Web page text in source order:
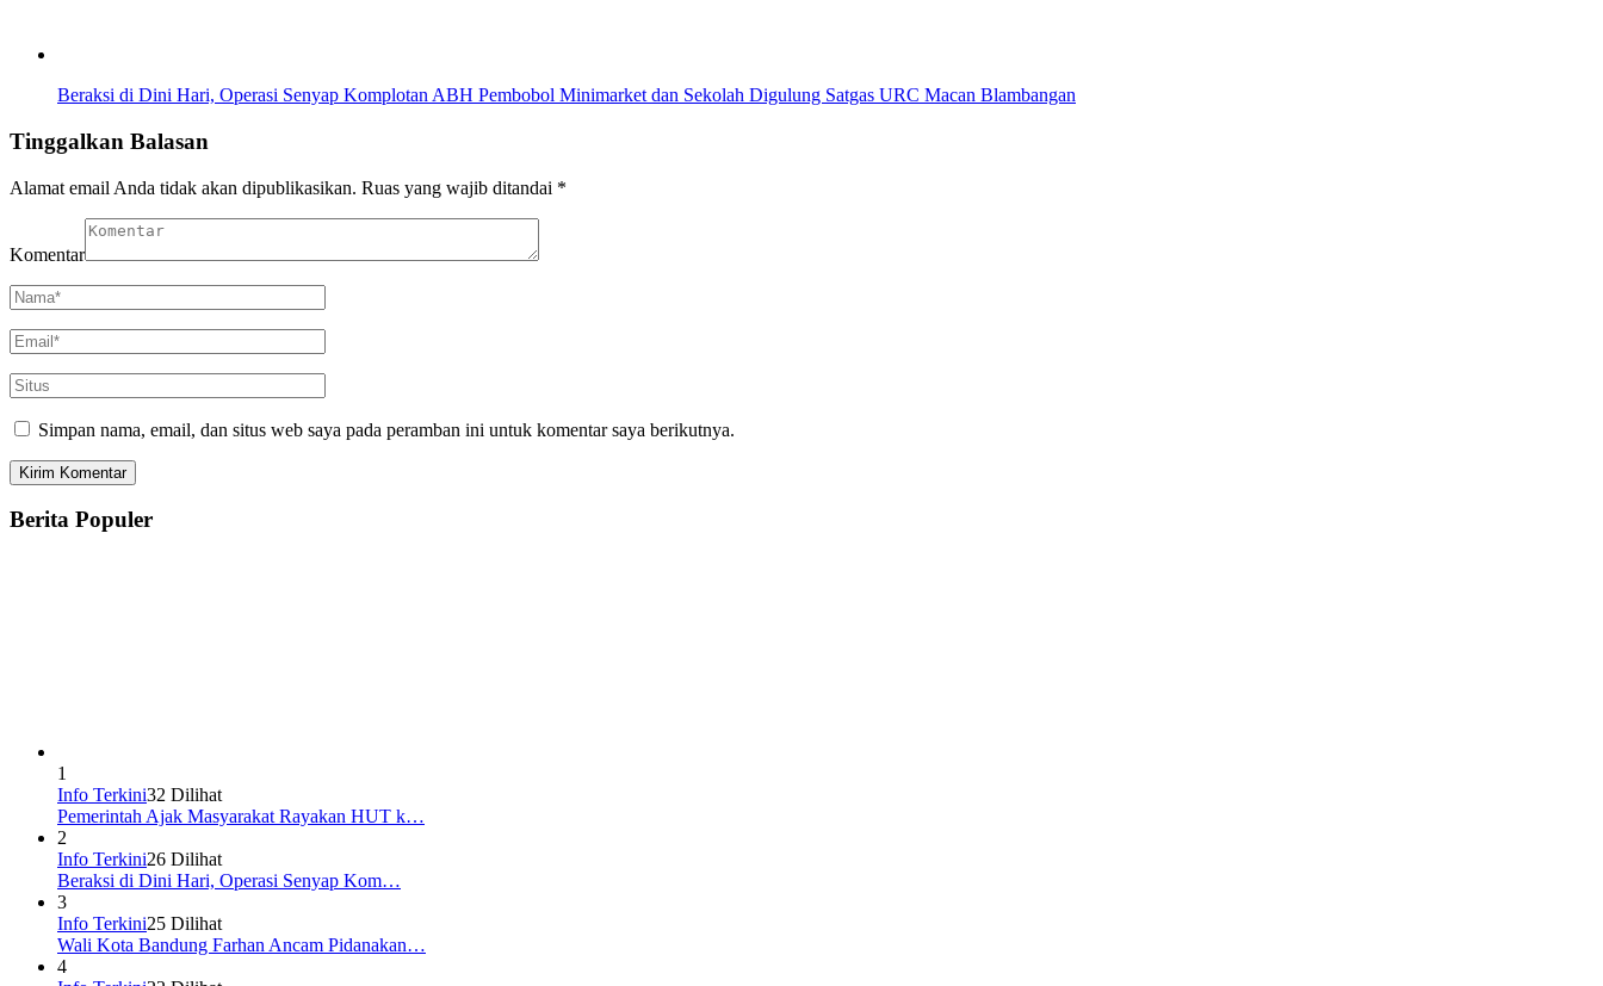
Beraksi di Dini Hari, Operasi Senyap Komplotan ABH Pembobol Minimarket dan Sekolah Digulung Satgas URC Macan Blambangan
Tinggalkan Balasan
Alamat email Anda tidak akan dipublikasikan. Ruas yang wajib ditandai *
Komentar
Simpan nama, email, dan situs web saya pada peramban ini untuk komentar saya berikutnya.
Berita Populer
1
Info Terkini32 Dilihat
Pemerintah Ajak Masyarakat Rayakan HUT k…
2
Info Terkini26 Dilihat
Beraksi di Dini Hari, Operasi Senyap Kom…
3
Info Terkini25 Dilihat
Wali Kota Bandung Farhan Ancam Pidanakan…
4